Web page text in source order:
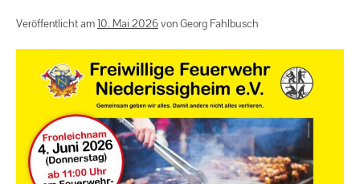
Veröffentlicht am10. Mai 2026vonGeorg Fahlbusch